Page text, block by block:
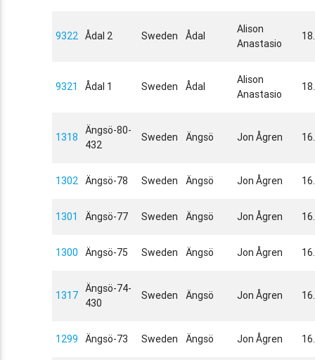
9322 Ådal 2 Sweden Ådal
Alison
Anastasio
9321 Ådal 1 Sweden Ådal
Alison
Anastasio
1318
Ängsö-80-
432
Sweden Ängsö Jon Ågren
1302 Ängsö-78 Sweden Ängsö Jon Ågren
1301 Ängsö-77 Sweden Ängsö Jon Ågren
1300 Ängsö-75 Sweden Ängsö Jon Ågren
1317
Ängsö-74-
430
Sweden Ängsö Jon Ågren
1299 Ängsö-73 Sweden Ängsö Jon Ågren